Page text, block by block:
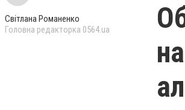
Світлана Романенко
Головна редакторка 0564.ua